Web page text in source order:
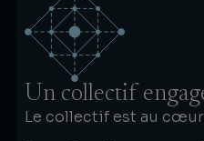
Un collectif
Le collectif est au cœur